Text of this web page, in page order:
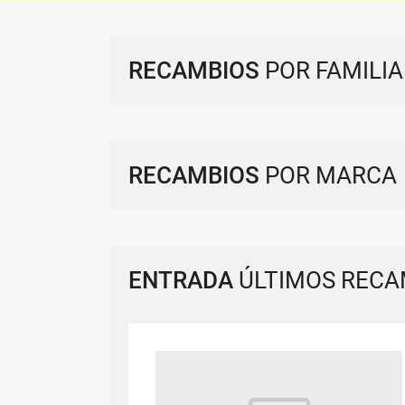
RECAMBIOS POR FAMILIA
RECAMBIOS POR MARCA
ENTRADA ÚLTIMOS